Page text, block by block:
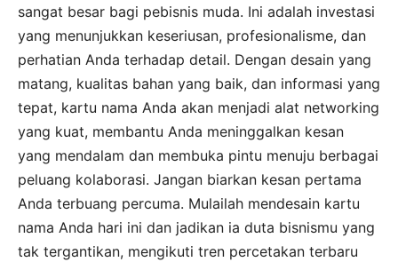
sangat besar bagi pebisnis muda. Ini adalah investasi
yang menunjukkan keseriusan, profesionalisme, dan
perhatian Anda terhadap detail. Dengan desain yang
matang, kualitas bahan yang baik, dan informasi yang
tepat, kartu nama Anda akan menjadi alat networking
yang kuat, membantu Anda meninggalkan kesan
yang mendalam dan membuka pintu menuju berbagai
peluang kolaborasi. Jangan biarkan kesan pertama
Anda terbuang percuma. Mulailah mendesain kartu
nama Anda hari ini dan jadikan ia duta bisnismu yang
tak tergantikan, mengikuti tren percetakan terbaru